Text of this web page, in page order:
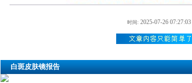
时间: 2025-07-26 07:27:03
白斑皮肤镜报告